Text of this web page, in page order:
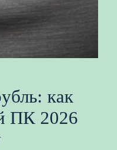
как
ПК 2026